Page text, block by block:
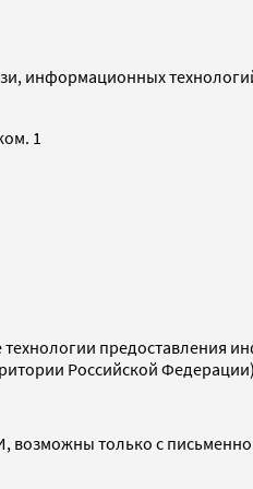
информационных
1
предоставления
Российской Федерации)
только с